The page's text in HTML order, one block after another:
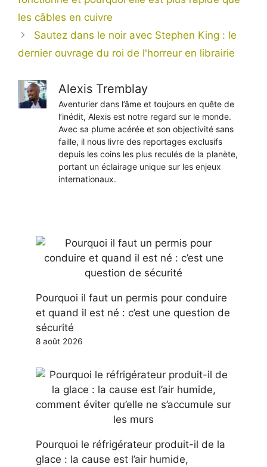
les câbles en cuivre
Sautez dans le noir avec Stephen King : le
dernier ouvrage du roi de l'horreur en librairie
Alexis Tremblay
Aventurier dans l’âme et toujours en quête de
l’inédit, Alexis est notre regard sur le monde.
Avec sa plume acérée et son objectivité sans
faille, il nous livre des reportages exclusifs
depuis les coins les plus reculés de la planète,
portant un éclairage unique sur les enjeux
internationaux.
Pourquoi il faut un permis pour conduire
et quand il est né : c’est une question de
sécurité
8 août 2026
Pourquoi le réfrigérateur produit-il de la
glace : la cause est l’air humide,